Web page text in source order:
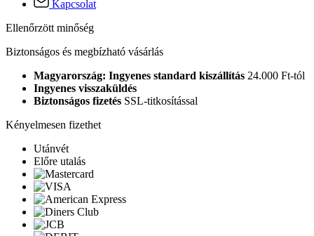
Kapcsolat
Ellenőrzött minőség
Biztonságos és megbízható vásárlás
Magyarország: Ingyenes standard kiszállítás 24.000 Ft-tól
Ingyenes visszaküldés
Biztonságos fizetés SSL-titkosítással
Kényelmesen fizethet
Utánvét
Előre utalás